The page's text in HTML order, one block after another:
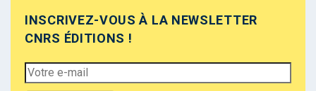
INSCRIVEZ-VOUS À LA NEWSLETTER
CNRS ÉDITIONS !